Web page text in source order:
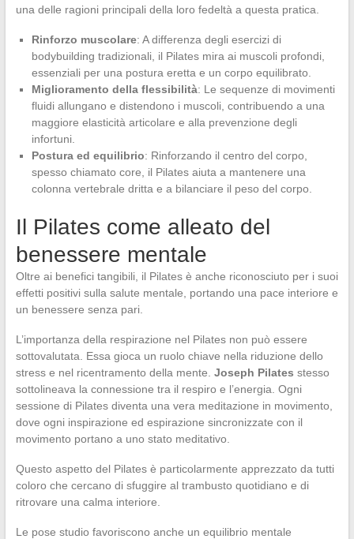
una delle ragioni principali della loro fedeltà a questa pratica.
Rinforzo muscolare: A differenza degli esercizi di
bodybuilding tradizionali, il Pilates mira ai muscoli profondi,
essenziali per una postura eretta e un corpo equilibrato.
Miglioramento della flessibilità: Le sequenze di movimenti
fluidi allungano e distendono i muscoli, contribuendo a una
maggiore elasticità articolare e alla prevenzione degli
infortuni.
Postura ed equilibrio: Rinforzando il centro del corpo,
spesso chiamato core, il Pilates aiuta a mantenere una
colonna vertebrale dritta e a bilanciare il peso del corpo.
Il Pilates come alleato del
benessere mentale
Oltre ai benefici tangibili, il Pilates è anche riconosciuto per i suoi
effetti positivi sulla salute mentale, portando una pace interiore e
un benessere senza pari.
L’importanza della respirazione nel Pilates non può essere
sottovalutata. Essa gioca un ruolo chiave nella riduzione dello
stress e nel ricentramento della mente. Joseph Pilates stesso
sottolineava la connessione tra il respiro e l’energia. Ogni
sessione di Pilates diventa una vera meditazione in movimento,
dove ogni inspirazione ed espirazione sincronizzate con il
movimento portano a uno stato meditativo.
Questo aspetto del Pilates è particolarmente apprezzato da tutti
coloro che cercano di sfuggire al trambusto quotidiano e di
ritrovare una calma interiore.
Le pose studio favoriscono anche un equilibrio mentale